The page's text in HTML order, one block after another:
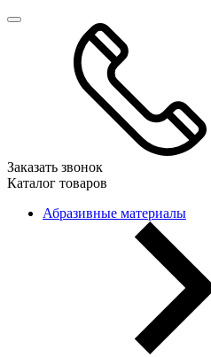
Заказать звонок
Каталог товаров
Абразивные материалы